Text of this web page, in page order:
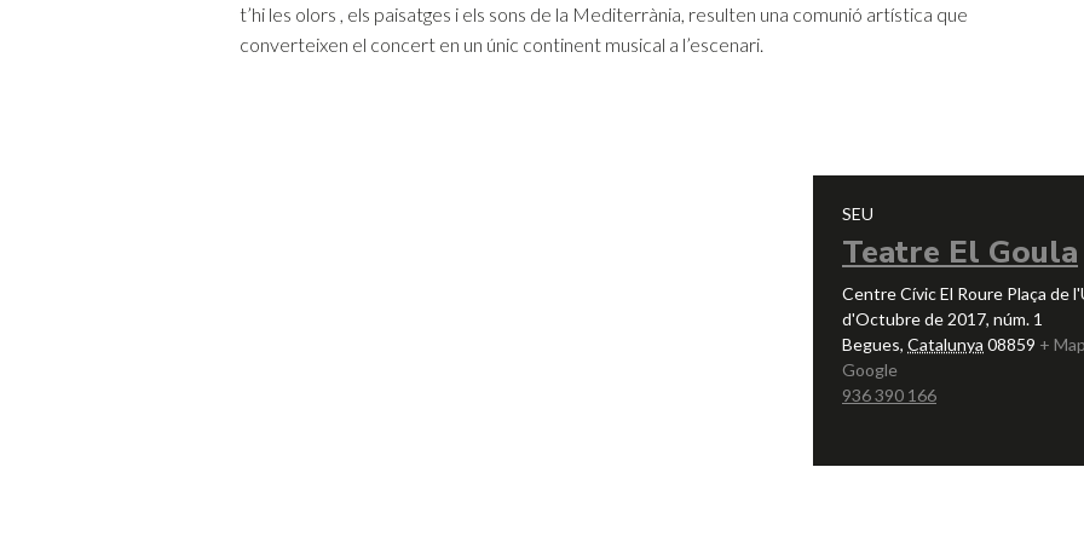
t’hi les olors , els paisatges i els sons de la Mediterrània, resulten una comunió artística que
converteixen el concert en un únic continent musical a l’escenari.
SEU
Teatre El Goula
Centre Cívic El Roure Plaça de
d'Octubre de 2017, núm. 1
Begues, Catalunya 08859 +
Google
936 390 166